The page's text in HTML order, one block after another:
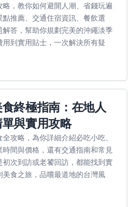
，教你如何避開人潮、省錢玩遍
推薦、交通住宿資訊、餐飲選
解答，幫助你規劃完美的沖繩淡季
用到實用貼士，一次解決所有疑
終極指南：在地人
與實用攻略
攻略，為你詳細介紹必吃小吃、
間與價格，還有交通指南和常見
初次到訪或老饕回訪，都能找到實
美食之旅，品嚐最道地的台灣風